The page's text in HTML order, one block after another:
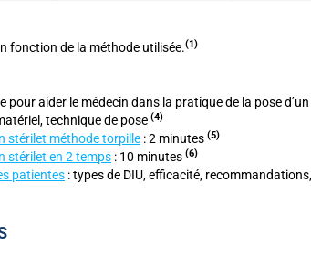
fonction de la méthode utilisée.(1)
pour aider le médecin dans la pratique de la pose d’un
technique de pose (4)
stérilet méthode torpille : 2 minutes (5)
stérilet en 2 temps : 10 minutes (6)
patientes : types de DIU, efficacité,